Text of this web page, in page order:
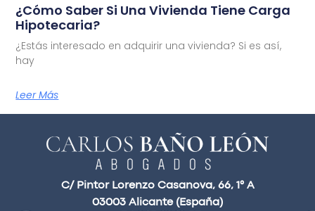
¿Cómo Saber Si Una Vivienda Tiene Carga
Hipotecaria?
¿Estás interesado en adquirir una vivienda? Si es así,
hay
Leer Más
C/ Pintor Lorenzo Casanova, 66, 1° A
03003 Alicante (España)